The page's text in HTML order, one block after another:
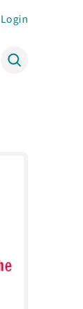
Login